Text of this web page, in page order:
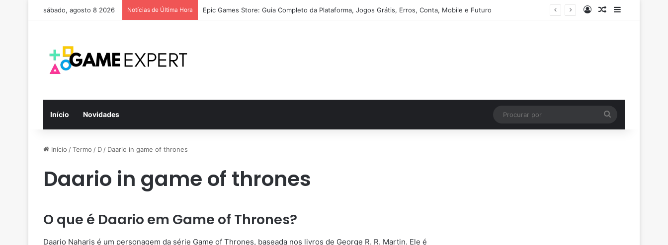
sábado, agosto 8 2026 Notícias de Última Hora Epic Games Store: Guia Completo da Plataforma, Jogos Grátis, Erros, Conta, Mobile e Futuro EntrarArtigo aleatório
Barra Lateral
Início Novidades
por
Início /Termo / D / Daario in game of thrones
Daario in game of thrones
O que é Daario em Game of Thrones?
Daario Naharis é um personagem da série Game of Thrones, baseada nos livros de George R. R. Martin. Ele é